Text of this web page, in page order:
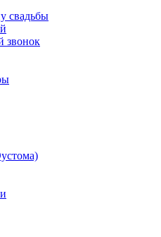
свадьбы
звонок